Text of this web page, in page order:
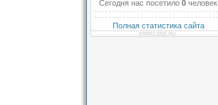
Сегодня нас посетило 0 человек
Полная статистика сайта